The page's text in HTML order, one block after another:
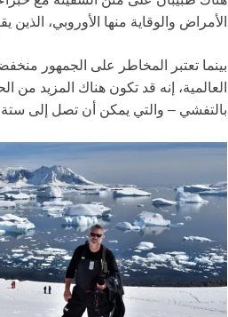
الأمراض والوقاية منها الأوروبي،
بينما تعتبر المخاطر على الجمهور
العالمية، إنه قد تكون هناك المزيد
بالتفشي – والتي يمكن أن تصل إلى ستة